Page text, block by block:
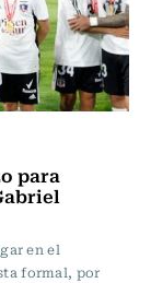
para
en el
formal, por